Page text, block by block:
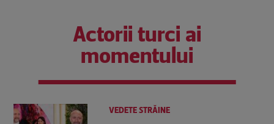
Actorii turci ai
momentului
VEDETE STRĂINE